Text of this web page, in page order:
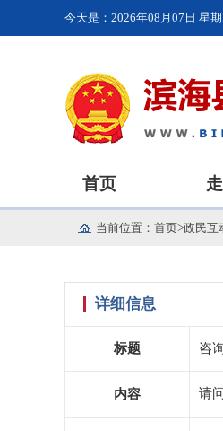
今天是： 2026年08月07日 星
首页
当前位置： 首页>政民互
详细信息
标题 咨
内容 请